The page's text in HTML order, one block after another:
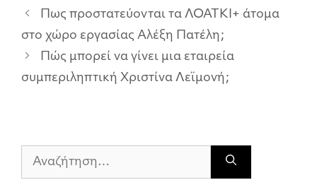
Πως προστατεύονται τα ΛΟΑΤΚΙ+ άτομα
στο χώρο εργασίας Αλέξη Πατέλη;
Πώς μπορεί να γίνει μια εταιρεία
συμπεριληπτική Χριστίνα Λεϊμονή;
Αναζήτηση